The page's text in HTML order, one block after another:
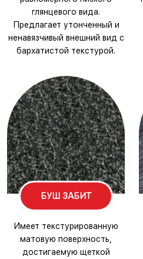
глянцевого вида.
Предлагает утонченный и
ненавязчивый внешний вид с
бархатистой текстурой.
БУШ ЗАБИТ
Имеет текстурированную
матовую поверхность,
достигаемую щеткой